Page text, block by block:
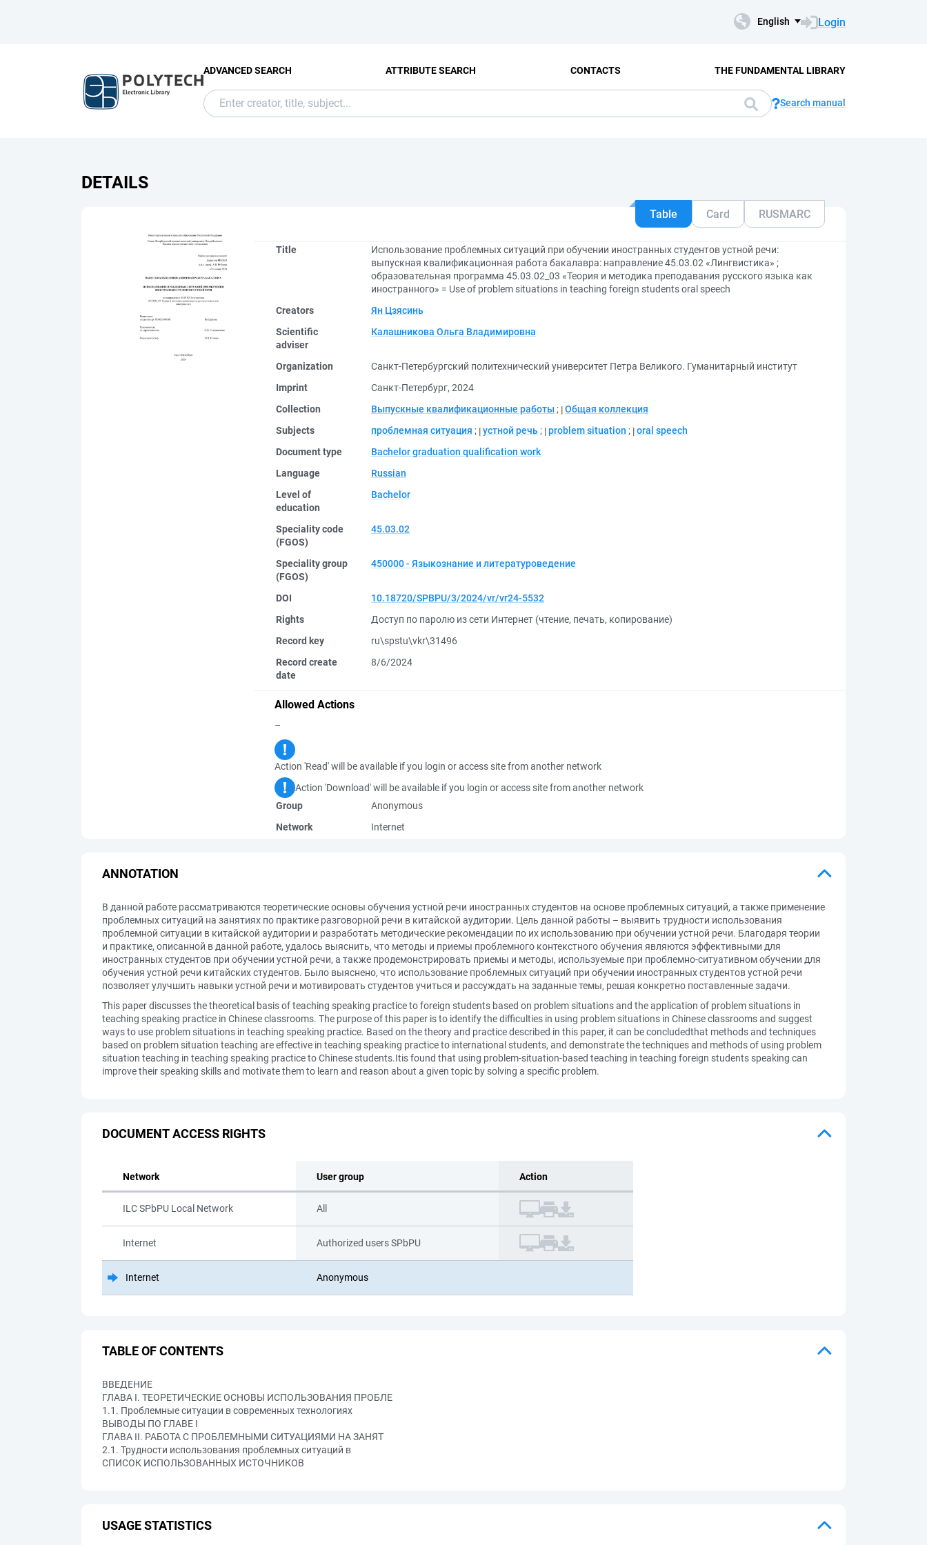
English Login
ADVANCED SEARCH ATTRIBUTE SEARCH CONTACTS THE FUNDAMENTAL LIBRARY
Search manual
DETAILS
Table Card RUSMARC
Title
Использование проблемных ситуаций при обучении иностранных студентов устной речи:
выпускная квалификационная работа бакалавра: направление 45.03.02 «Лингвистика» ;
образовательная программа 45.03.02_03 «Теория и методика преподавания русского языка как
иностранного» = Use of problem situations in teaching foreign students oral speech
Creators
Ян Цзясинь
Scientific
adviser
Калашникова Ольга Владимировна
Organization
Санкт-Петербургский политехнический университет Петра Великого. Гуманитарный институт
Imprint
Санкт-Петербург, 2024
Collection
Выпускные квалификационные работы ; Общая коллекция
Subjects
проблемная ситуация ; устной речь ; problem situation ; oral speech
Document type
Bachelor graduation qualification work
Language
Russian
Level of
education
Bachelor
Speciality code
(FGOS)
45.03.02
Speciality group
(FGOS)
450000 - Языкознание и литературоведение
DOI
10.18720/SPBPU/3/2024/vr/vr24-5532
Rights
Доступ по паролю из сети Интернет (чтение, печать, копирование)
Record key
ru\spstu\vkr\31496
Record create
date
8/6/2024
Allowed Actions
–
Action 'Read' will be available if you login or access site from another network
Action 'Download' will be available if you login or access site from another network
Group
Anonymous
Network
Internet
ANNOTATION
В данной работе рассматриваются теоретические основы обучения устной речи иностранных студентов на основе проблемных ситуаций, а также применение
проблемных ситуаций на занятиях по практике разговорной речи в китайской аудитории. Цель данной работы – выявить трудности использования
проблемной ситуации в китайской аудитории и разработать методические рекомендации по их использованию при обучении устной речи. Благодаря теории
и практике, описанной в данной работе, удалось выяснить, что методы и приемы проблемного контекстного обучения являются эффективными для
иностранных студентов при обучении устной речи, а также продемонстрировать приемы и методы, используемые при проблемно-ситуативном обучении для
обучения устной речи китайских студентов. Было выяснено, что использование проблемных ситуаций при обучении иностранных студентов устной речи
позволяет улучшить навыки устной речи и мотивировать студентов учиться и рассуждать на заданные темы, решая конкретно поставленные задачи.
This paper discusses the theoretical basis of teaching speaking practice to foreign students based on problem situations and the application of problem situations in
teaching speaking practice in Chinese classrooms. The purpose of this paper is to identify the difficulties in using problem situations in Chinese classrooms and suggest
ways to use problem situations in teaching speaking practice. Based on the theory and practice described in this paper, it can be concludedthat methods and techniques
based on problem situation teaching are effective in teaching speaking practice to international students, and demonstrate the techniques and methods of using problem
situation teaching in teaching speaking practice to Chinese students.Itis found that using problem-situation-based teaching in teaching foreign students speaking can
improve their speaking skills and motivate them to learn and reason about a given topic by solving a specific problem.
DOCUMENT ACCESS RIGHTS
Network User group Action
ILC SPbPU Local Network All
Internet Authorized users SPbPU
Internet Anonymous
TABLE OF CONTENTS
ВВЕДЕНИЕ
ГЛАВА I. ТЕОРЕТИЧЕСКИЕ ОСНОВЫ ИСПОЛЬЗОВАНИЯ ПРОБЛЕ
1.1. Проблемные ситуации в современных технологиях
ВЫВОДЫ ПО ГЛАВЕ I
ГЛАВА II. РАБОТА С ПРОБЛЕМНЫМИ СИТУАЦИЯМИ НА ЗАНЯТ
2.1. Трудности использования проблемных ситуаций в
СПИСОК ИСПОЛЬЗОВАННЫХ ИСТОЧНИКОВ
USAGE STATISTICS